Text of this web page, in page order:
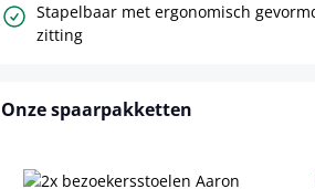
Stapelbaar met ergonomisch
zitting
Onze spaarpakketten